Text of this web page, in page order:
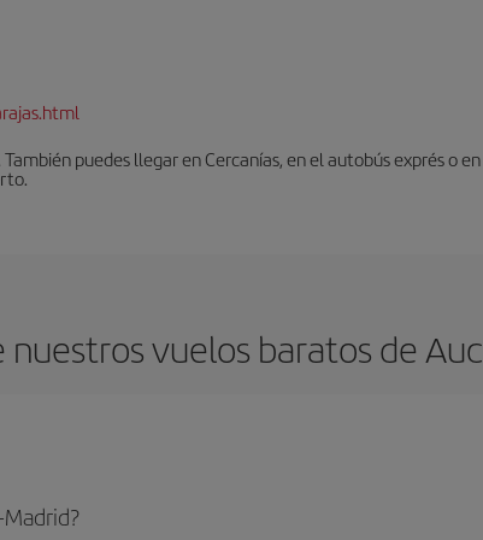
puedes llegar en Cercanías, en el autobús exprés o
vuelos baratos de